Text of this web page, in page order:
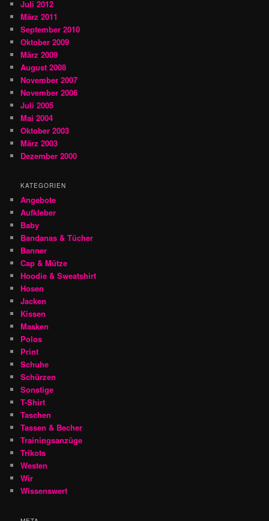
Juli 2012
März 2011
September 2010
Oktober 2009
März 2009
August 2008
November 2007
November 2006
Juli 2005
Mai 2004
Oktober 2003
März 2003
Dezember 2000
KATEGORIEN
Angebote
Aufkleber
Baby
Bandanas & Tücher
Banner
Cap & Mütze
Hoodie & Sweatshirt
Hosen
Jacken
Kissen
Masken
Polos
Print
Schuhe
Schürzen
Sonstige
T-Shirt
Taschen
Tassen & Becher
Trainingsanzüge
Trikots
Westen
Wir
Wissenswert